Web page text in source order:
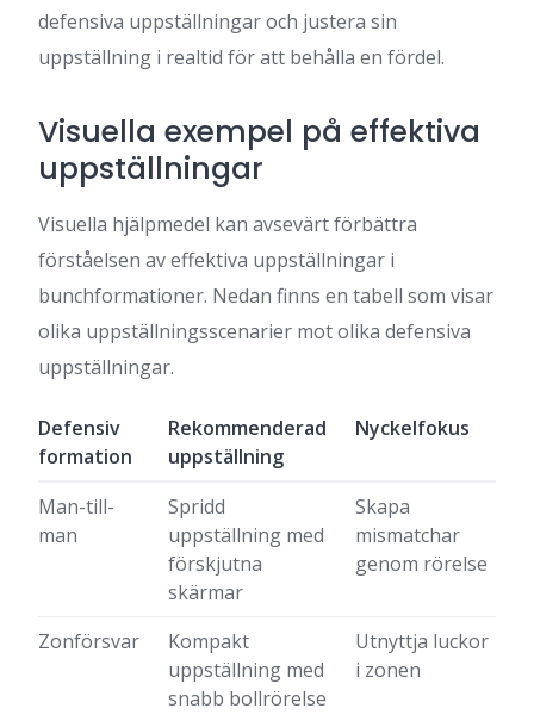
defensiva uppställningar och justera sin
uppställning i realtid för att behålla en fördel.
Visuella exempel på effektiva
uppställningar
Visuella hjälpmedel kan avsevärt förbättra
förståelsen av effektiva uppställningar i
bunchformationer. Nedan finns en tabell som visar
olika uppställningsscenarier mot olika defensiva
uppställningar.
Defensiv
formation
Rekommenderad
uppställning
Nyckelfokus
Man-till-
man
Spridd
uppställning med
förskjutna
skärmar
Skapa
mismatchar
genom rörelse
Zonförsvar
Kompakt
uppställning med
snabb bollrörelse
Utnyttja luckor
i zonen